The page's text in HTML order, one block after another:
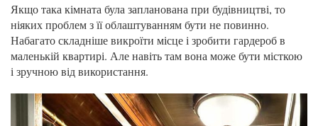
Якщо така кімната була запланована при будівництві, то
ніяких проблем з її облаштуванням бути не повинно.
Набагато складніше викроїти місце і зробити гардероб в
маленькій квартирі. Але навіть там вона може бути місткою
і зручною від використання.